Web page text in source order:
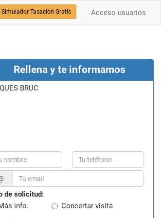
Acceso usuarios
Simulador Tasación Gratis
Rellena y te informamos
BRUC
de solicitud:
info.
Concertar visita